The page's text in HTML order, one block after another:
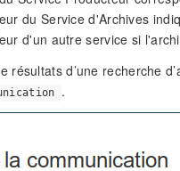
du Service d'Archives
d'un autre service si
résultats d’une recherche
.